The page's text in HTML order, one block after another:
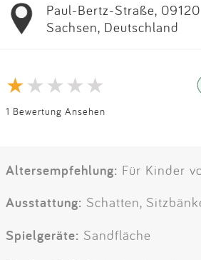
Paul-Bertz-Straße,
Sachsen, Deutschland
1 Bewertung Ansehen
Altersempfehlung: Für Kinder
Ausstattung: Schatten,
Spielgeräte: Sandfläche